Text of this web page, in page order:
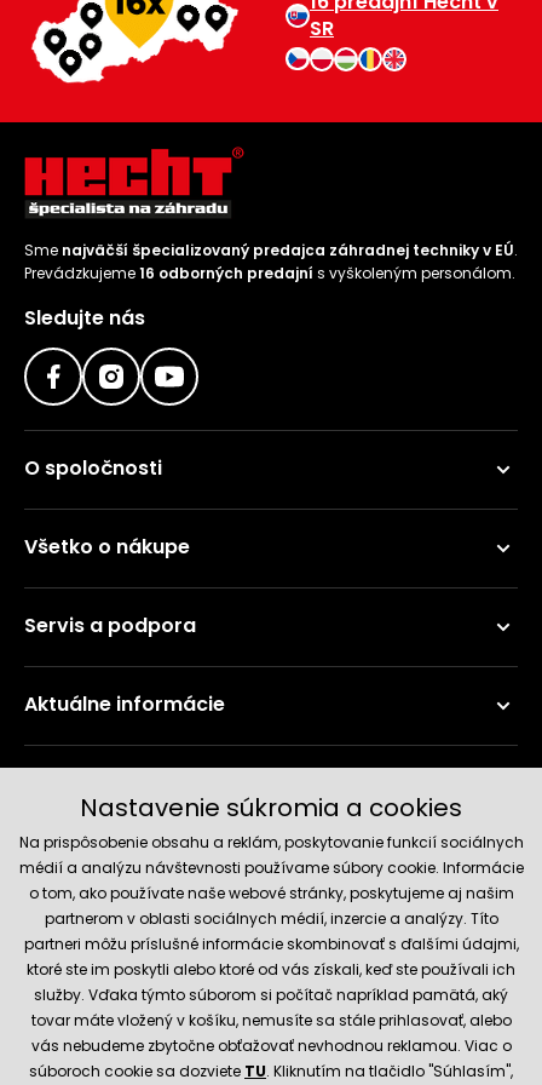
SR
Sme najväčší špecializovaný predajca záhradnej techniky v EÚ.
Prevádzkujeme16 odborných predajní s vyškoleným personálom.
Sledujte nás
O spoločnosti
Všetko o nákupe
Servis a podpora
Aktuálne informácie
Spoľahlivý obchod
Nastavenie súkromia a cookies
Na prispôsobenie obsahu a reklám, poskytovanie funkcií sociálnych
médií a analýzu návštevnosti používame súbory cookie. Informácie
o tom, ako používate naše webové stránky, poskytujeme aj našim
partnerom v oblasti sociálnych médií, inzercie a analýzy. Títo
partneri môžu príslušné informácie skombinovať s ďalšími údajmi,
ktoré ste im poskytli alebo ktoré od vás získali, keď ste používali ich
služby. Vďaka týmto súborom si počítač napríklad pamätá, aký
tovar máte vložený v košíku, nemusíte sa stále prihlasovať, alebo
vás nebudeme zbytočne obťažovať nevhodnou reklamou. Viac o
súboroch cookie sa dozviete TU. Kliknutím na tlačidlo "Súhlasím",